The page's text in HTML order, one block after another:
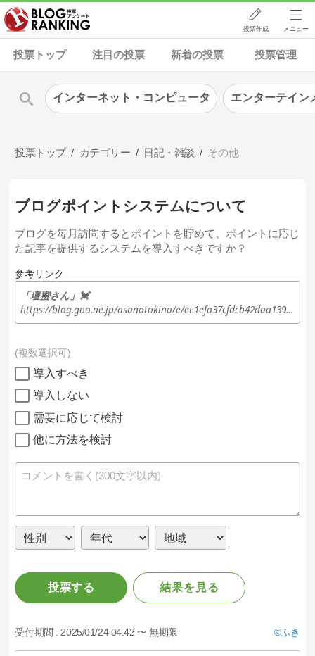
投票作成 メニュー
投票トップ 注目の投票 新着の投票 投票管理
投票トップ カテゴリー 日記・雑談 その他
ブログポイントシステムについて
ブログを毎月訪問するとポイントを貯めて、ポイントに応じ
た記事を提供するシステムを導入すべきですか？
参考リンク
「壇蜜さん」💓
https://blog.goo.ne.jp/asanotokino/e/ee1efa37cfdcb42daa13915e00cdef0d?fm=rss
複数選択可
導入すべき
導入しない
需要に応じて検討
他に方法を検討
投票する 結果を見る
受付期間 : 2025/01/24 04:42 〜 無期限 ふき
インターネット・コンピュータ エンターテイン